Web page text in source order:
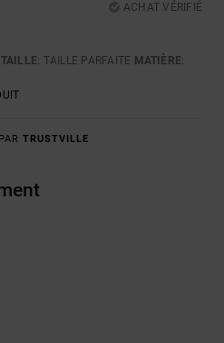
ACHAT VÉRIFIÉ
TAILLE: TAILLE PARFAITE MATIÈRE:
TRUSTVILLE